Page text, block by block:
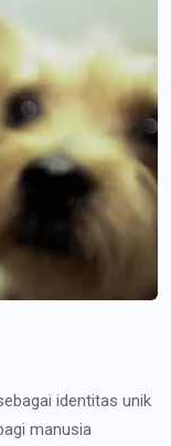
identitas unik
manusia